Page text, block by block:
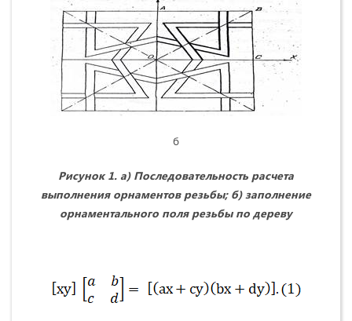
б
Рисунок 1. а) Последовательность расчета
выполнения орнаментов резьбы; б) заполнение
орнаментального поля резьбы по дереву